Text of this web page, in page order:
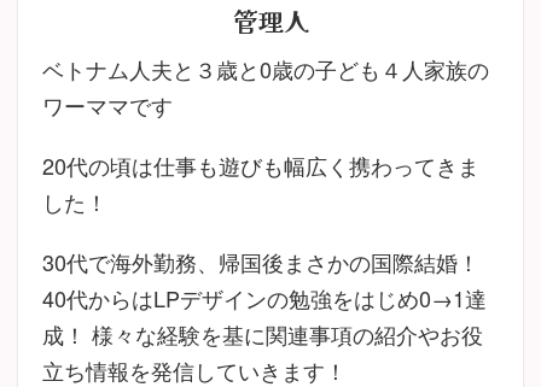
管理人
ベトナム人夫と３歳と0歳の子ども４人家族の
ワーママです
20代の頃は仕事も遊びも幅広く携わってきま
した！
30代で海外勤務、帰国後まさかの国際結婚！
40代からはLPデザインの勉強をはじめ0→1達
成！ 様々な経験を基に関連事項の紹介やお役
立ち情報を発信していきます！